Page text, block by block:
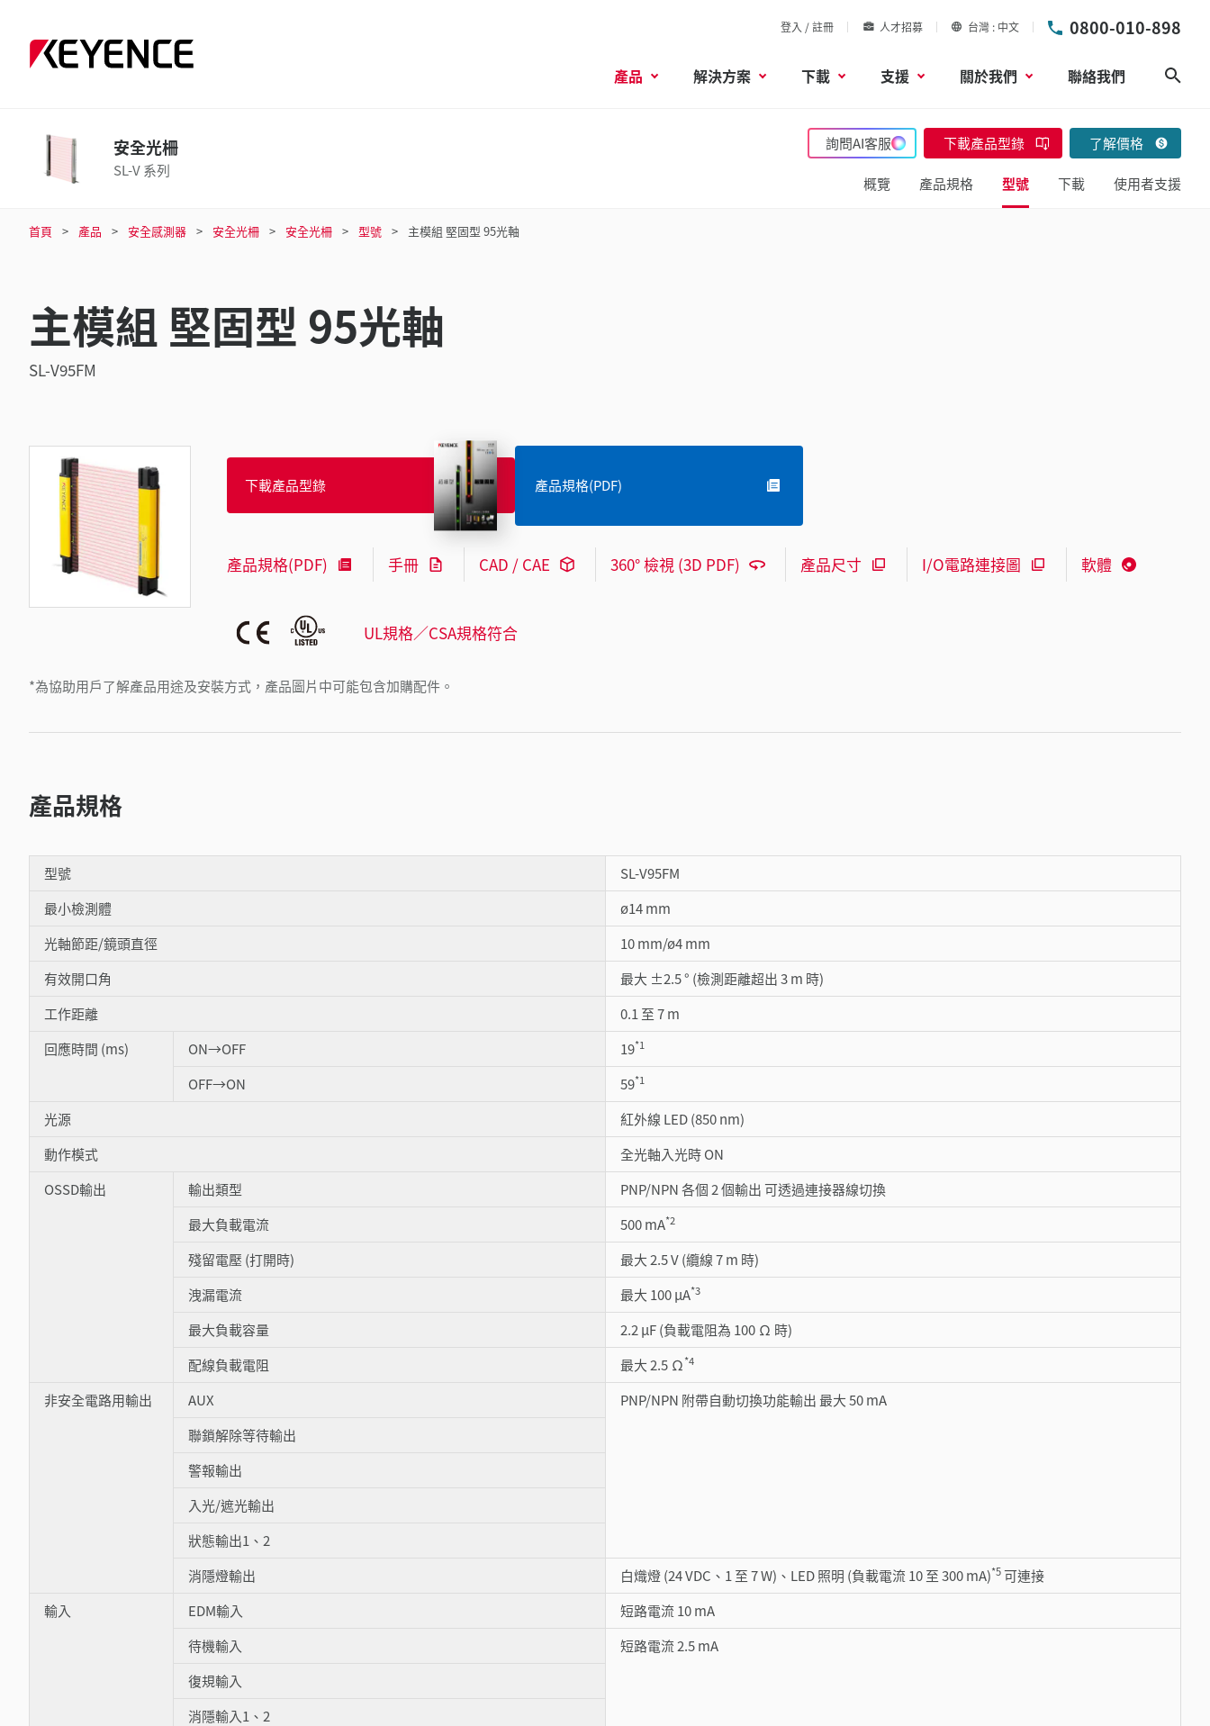
登入 / 註冊 人才招募 台灣 中文 0800-010-898
產品 解決方案 下載 支援 關於我們 聯絡我們
安全光柵
SL-V 系列
詢問AI客服 下載產品型錄 了解價格
概覽 產品規格 型號 下載 使用者支援
首頁 產品 安全感測器 安全光柵 安全光柵 型號 主模組 堅固型 95光軸
主模組 堅固型 95光軸
SL-V95FM
*為協助用戶了解產品用途及安裝方式，產品圖片中可能包含加購配件。
下載產品型錄 產品規格(PDF)
產品規格(PDF) 手冊 CAD / CAE 360° 檢視 (3D PDF) 產品尺寸 I/O電路連接圖 軟體
UL規格／CSA規格符合
產品規格
型號
SL-V95FM
最小檢測體
ø14 mm
光軸節距/鏡頭直徑
10 mm/ø4 mm
有效開口角
最大 ±2.5 ° (檢測距離超出 3 m 時)
工作距離
0.1 至 7 m
回應時間 (ms)
ON→OFF 19*1
OFF→ON 59*1
光源
紅外線 LED (850 nm)
動作模式
全光軸入光時 ON
OSSD輸出
輸出類型
PNP/NPN 各個 2 個輸出 可透過連接器線切換
最大負載電流
500 mA*2
殘留電壓 (打開時)
最大 2.5 V (纜線 7 m 時)
洩漏電流
最大 100 µA*3
最大負載容量
2.2 µF (負載電阻為 100 Ω 時)
配線負載電阻
最大 2.5 Ω*4
非安全電路用輸出 AUX
PNP/NPN 附帶自動切換功能輸出 最大 50 mA
聯鎖解除等待輸出
警報輸出
入光/遮光輸出
狀態輸出1、2
消隱燈輸出
白熾燈 (24 VDC、1 至 7 W)、LED 照明 (負載電流 10 至 300 mA)*5 可連接
輸入
EDM輸入
短路電流 10 mA
待機輸入
短路電流 2.5 mA
復規輸入
消隱輸入1、2